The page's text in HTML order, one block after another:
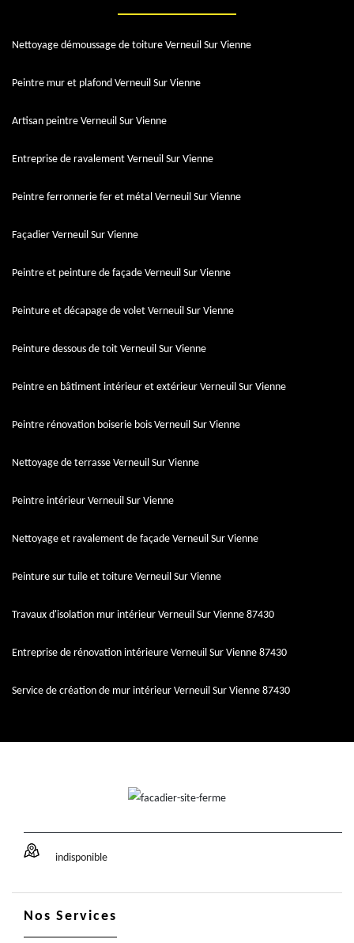
Nettoyage démoussage de toiture Verneuil Sur Vienne
Peintre mur et plafond Verneuil Sur Vienne
Artisan peintre Verneuil Sur Vienne
Entreprise de ravalement Verneuil Sur Vienne
Peintre ferronnerie fer et métal Verneuil Sur Vienne
Façadier Verneuil Sur Vienne
Peintre et peinture de façade Verneuil Sur Vienne
Peinture et décapage de volet Verneuil Sur Vienne
Peinture dessous de toit Verneuil Sur Vienne
Peintre en bâtiment intérieur et extérieur Verneuil Sur Vienne
Peintre rénovation boiserie bois Verneuil Sur Vienne
Nettoyage de terrasse Verneuil Sur Vienne
Peintre intérieur Verneuil Sur Vienne
Nettoyage et ravalement de façade Verneuil Sur Vienne
Peinture sur tuile et toiture Verneuil Sur Vienne
Travaux d'isolation mur intérieur Verneuil Sur Vienne 87430
Entreprise de rénovation intérieure Verneuil Sur Vienne 87430
Service de création de mur intérieur Verneuil Sur Vienne 87430
indisponible
Nos Services